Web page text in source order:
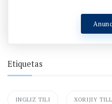
Etiquetas
INGLIZ TILI XORIJIY